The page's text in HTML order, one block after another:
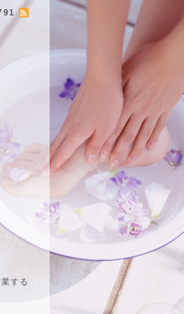
する